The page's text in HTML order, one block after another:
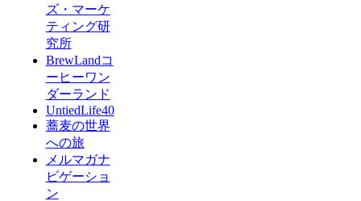
ズ・マーケ
ティング研
究所
BrewLandコ
ーヒーワン
ダーランド
UntiedLife40
蕎麦の世界
への旅
メルマガナ
ビゲーショ
ン